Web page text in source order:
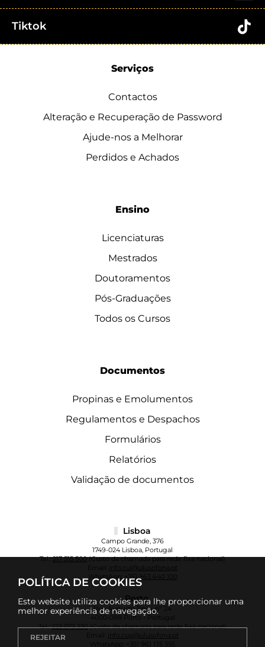
POLÍTICA DE COOKIES
Este website utiliza cookies para lhe proporcionar uma
melhor experiência de navegação.
REJEITAR
Tiktok
Serviços
Contactos
Alteração e Recuperação de Password
Ajude-nos a Melhorar
Perdidos e Achados
Ensino
Licenciaturas
Mestrados
Doutoramentos
Pós-Graduações
Todos os Cursos
Documentos
Propinas e Emolumentos
Regulamentos e Despachos
Formulários
Relatórios
Validação de documentos
Lisboa
Campo Grande, 376
1749-024 Lisboa, Portugal
Tel.:217 515 500(Custo da chamada para rede fixa nacional)
info.cul@ulusofona.pt
WhatsApp:+351 963 640 100
Porto
Rua Augusto Rosa, nº 24
4000-098 Porto - Portugal
Tel.:222 073 230(Custo da chamada para rede fixa nacional)
info.cup@ulusofona.pt
WhatsApp:
+351 961 135 355